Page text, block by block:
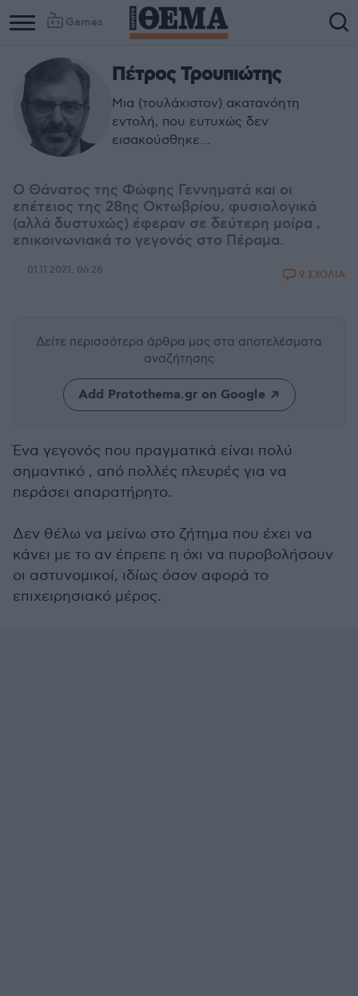
Games
Πέτρος Τρουπιώτης
Μια (τουλάχιστον) ακατανόητη
εντολή, που ευτυχώς δεν
εισακούσθηκε…
Ο Θάνατος της Φώφης Γεννηματά και οι
επέτειος της 28ης Οκτωβρίου, φυσιολογικά
(αλλά δυστυχώς) έφεραν σε δεύτερη μοίρα ,
επικοινωνιακά το γεγονός στο Πέραμα.
01.11.2021, 06:26 9 ΣΧΟΛΙΑ
Δείτε περισσότερα άρθρα μας στα αποτελέσματα
αναζήτησης
Add Protothema.gr on Google
Ένα γεγονός που πραγματικά είναι πολύ
σημαντικό , από πολλές πλευρές για να
περάσει απαρατήρητο.
Δεν θέλω να μείνω στο ζήτημα που έχει να
κάνει με το αν έπρεπε η όχι να πυροβολήσουν
οι αστυνομικοί, ιδίως όσον αφορά το
επιχειρησιακό μέρος.